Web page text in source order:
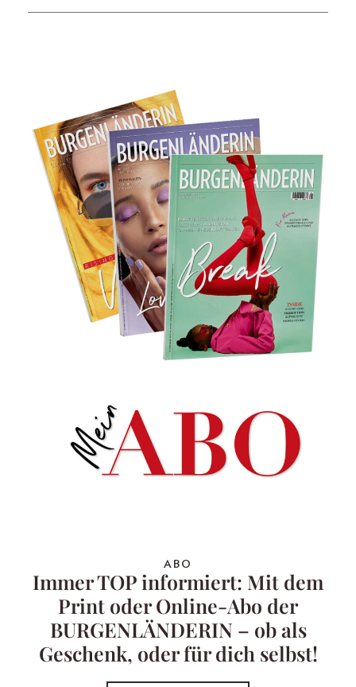
ABO
Immer TOP informiert: Mit dem
Print oder Online-Abo der
BURGENLÄNDERIN – ob als
Geschenk, oder für dich selbst!